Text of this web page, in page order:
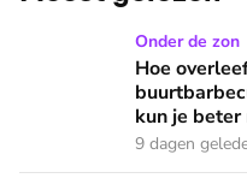
Hoe overleef je als
Onder de zon
Hoe
kun je
9 dagen